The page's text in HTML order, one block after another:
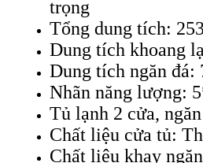
trọng
Tổng dung tích:
Dung tích khoang
Dung tích ngăn đá:
Nhãn năng lượng:
Tủ lạnh 2 cửa,
Chất liệu cửa tủ:
Chất liệu khay